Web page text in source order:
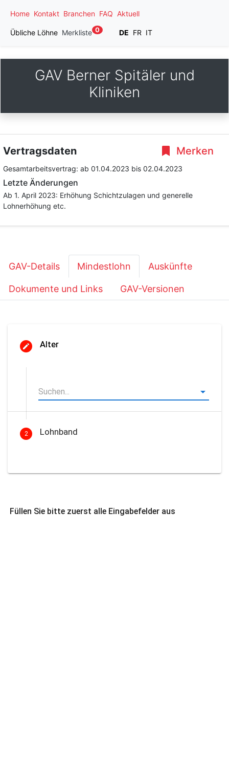
Home Kontakt Branchen FAQ Aktuell
Übliche Löhne Merkliste 0 DE FR IT
GAV Berner Spitäler und
Kliniken
Merken
Vertragsdaten
Gesamtarbeitsvertrag: ab 01.04.2023 bis 02.04.2023
Letzte Änderungen
Ab 1. April 2023: Erhöhung Schichtzulagen und generelle
Lohnerhöhung etc.
GAV-Details Mindestlohn Auskünfte
Dokumente und Links GAV-Versionen
Alter
2 Lohnband
Füllen Sie bitte zuerst alle Eingabefelder aus